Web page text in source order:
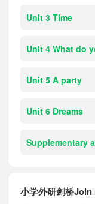
Unit 3 Time
Unit 4 What do
Unit 5 A party
Unit 6 Dreams
Supplementary
小学外研剑桥